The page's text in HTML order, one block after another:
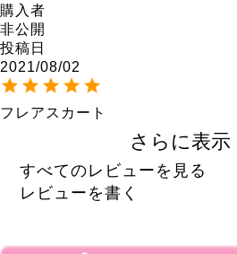
購入者
非公開
投稿日
2021/08/02
フレアスカート
色はボールドを頼みました。
めちゃめちゃ可愛いです。
私は病気で薬を飲んでますけど
薬の副作用でかなり太っていますが
有り難くて重宝しています。
さらに表示
すべてのレビューを見る
レビューを書く